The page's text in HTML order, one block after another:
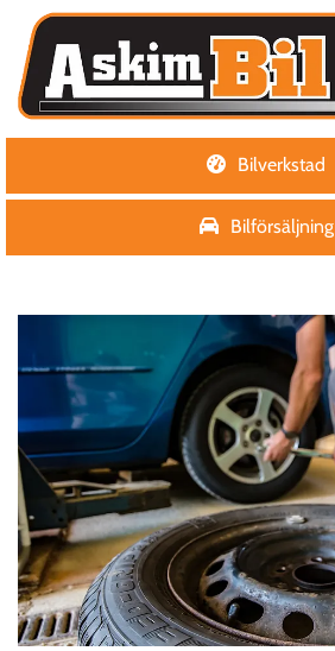
Bilverkstad
Bilförsäljning